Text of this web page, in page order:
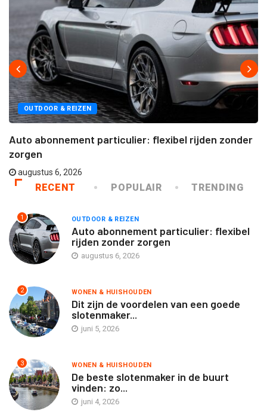
OUTDOOR & REIZEN
Auto abonnement particulier: flexibel rijden zonder
zorgen
augustus 6, 2026
RECENT POPULAIR TRENDING
1 OUTDOOR & REIZEN
Auto abonnement particulier: flexibel
rijden zonder zorgen
augustus 6, 2026
2 WONEN & HUISHOUDEN
Dit zijn de voordelen van een goede
slotenmaker...
juni 5, 2026
3 WONEN & HUISHOUDEN
De beste slotenmaker in de buurt
vinden: zo...
juni 4, 2026